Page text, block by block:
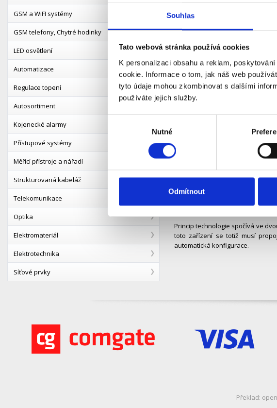
Souhlas
Tato webová stránka používá cookies
K personalizaci obsahu a reklam,
cookie. Informace o tom, jak náš web
tyto údaje mohou zkombinovat s dalšími
používáte jejich služby.
Nutné
Odmítnout
GSM a WiFI systémy
GSM telefony, Chytré hodinky
LED osvětlení
Automatizace
Regulace topení
Autosortiment
Kojenecké alarmy
Přístupové systémy
Měřící přístroje a nářadí
Strukturovaná kabeláž
Telekomunikace
Optika
Elektromateriál
Elektrotechnika
Síťové prvky
2) Výkonnější antény
Přesun nepomohl? Další
zjistit, zda tuto možnost váš
spočívá to pouze ve
ziscích 3-5dBi. Silnější antény,
3) Výkonnější zařízení nebo
Změna místa ani antény
nejen to – zaručí také lepší
Pro tyto případy existují
zařízení, která stačí zapojit do
funkčnost je jejich zapojení v
4) Když už vše zklame,
Pokud máte pocit, že jste již
Princip technologie spočívá ve
toto zařízení se totiž musí
automatická konfigurace.
Překlad: